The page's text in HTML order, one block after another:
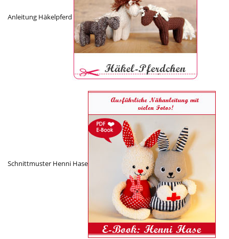
Anleitung Häkelpferd
Schnittmuster Henni Hase